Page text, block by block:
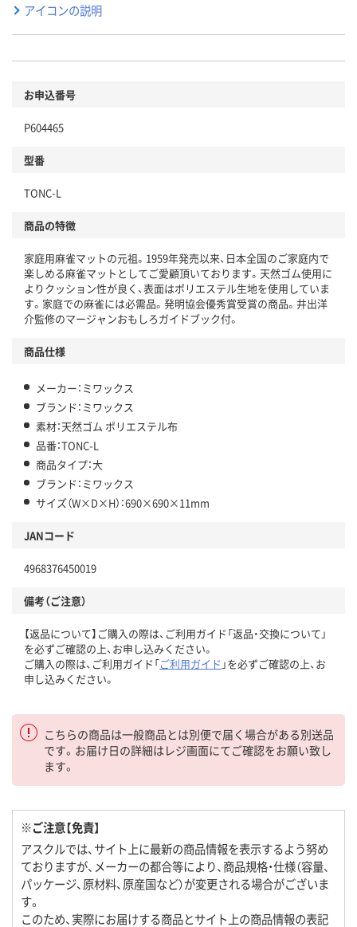
アイコンの説明
お申込番号
P604465
型番
TONC-L
商品の特徴
家庭用麻雀マットの元祖。1959年発売以来、日本全国のご家庭内で
楽しめる麻雀マットとしてご愛顧頂いております。天然ゴム使用に
よりクッション性が良く、表面はポリエステル生地を使用していま
す。家庭での麻雀には必需品。発明協会優秀賞受賞の商品。井出洋
介監修のマージャンおもしろガイドブック付。
商品仕様
メーカー：ミワックス
ブランド：ミワックス
素材：天然ゴム ポリエステル布
品番：TONC-L
商品タイプ：大
ブランド：ミワックス
サイズ（W×D×H）：690×690×11mm
JANコード
4968376450019
備考（ご注意）
【返品について】ご購入の際は、ご利用ガイド「返品・交換について」
を必ずご確認の上、お申し込みください。
ご購入の際は、ご利用ガイド「ご利用ガイド 」を必ずご確認の上、お
申し込みください。
こちらの商品は一般商品とは別便で届く場合がある別送品
です。お届け日の詳細はレジ画面にてご確認をお願い致し
ます。
※ご注意【免責】
アスクルでは、サイト上に最新の商品情報を表示するよう努め
ておりますが、メーカーの都合等により、商品規格・仕様（容量、
パッケージ、原材料、原産国など）が変更される場合がございま
す。
このため、実際にお届けする商品とサイト上の商品情報の表記